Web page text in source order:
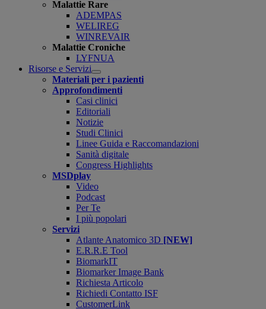
Malattie Rare
ADEMPAS
WELIREG
WINREVAIR
Malattie Croniche
LYFNUA
Risorse e Servizi
Open
submenu
Materiali per i pazienti
Approfondimenti
Casi clinici
Editoriali
Notizie
Studi Clinici
Linee Guida e Raccomandazioni
Sanità digitale
Congress Highlights
MSDplay
Video
Podcast
Per Te
I più popolari
Servizi
Atlante Anatomico 3D [NEW]
E.R.R.E Tool
BiomarkIT
Biomarker Image Bank
Richiesta Articolo
Richiedi Contatto ISF
CustomerLink